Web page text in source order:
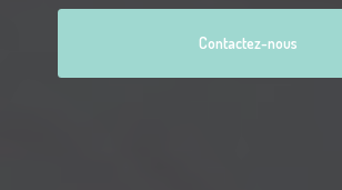
Contactez-nous